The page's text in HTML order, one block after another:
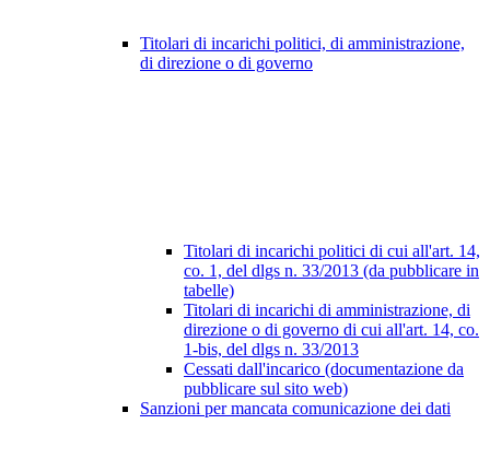
Titolari di incarichi politici, di amministrazione,
di direzione o di governo
Titolari di incarichi politici di cui all'art. 14,
co. 1, del dlgs n. 33/2013 (da pubblicare in
tabelle)
Titolari di incarichi di amministrazione, di
direzione o di governo di cui all'art. 14, co.
1-bis, del dlgs n. 33/2013
Cessati dall'incarico (documentazione da
pubblicare sul sito web)
Sanzioni per mancata comunicazione dei dati